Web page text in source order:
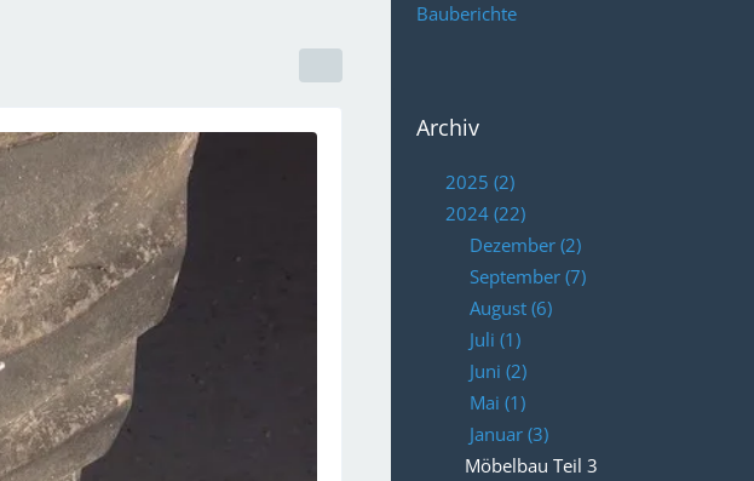
Bauberichte
Archiv
2025 (2)
2024 (22)
Dezember (2)
September (7)
August (6)
Juli (1)
Juni (2)
Mai (1)
Januar (3)
Möbelbau Teil 3